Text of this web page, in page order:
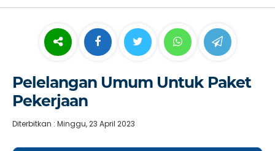
Pelelangan Umum Untuk Paket
Pekerjaan
Diterbitkan : Minggu, 23 April 2023